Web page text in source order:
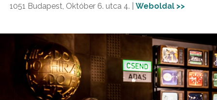
1051 Budapest, Október 6. utca 4. | Weboldal >>